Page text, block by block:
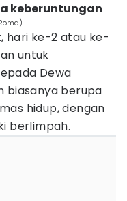
keberuntungan
hari ke-2 atau ke-
untuk
Dewa
biasanya berupa
hidup, dengan
berlimpah.